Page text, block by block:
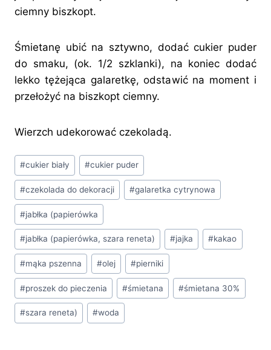
ciemny biszkopt.
Śmietanę ubić na sztywno, dodać cukier puder
do smaku, (ok. 1/2 szklanki), na koniec dodać
lekko tężejąca galaretkę, odstawić na moment i
przełożyć na biszkopt ciemny.
Wierzch udekorować czekoladą.
Tagi
wpisu:
#cukier biały #cukier puder
#czekolada do dekoracji #galaretka cytrynowa
#jabłka (papierówka
#jabłka (papierówka, szara reneta) #jajka #kakao
#mąka pszenna #olej #pierniki
#proszek do pieczenia #śmietana #śmietana 30%
#szara reneta) #woda